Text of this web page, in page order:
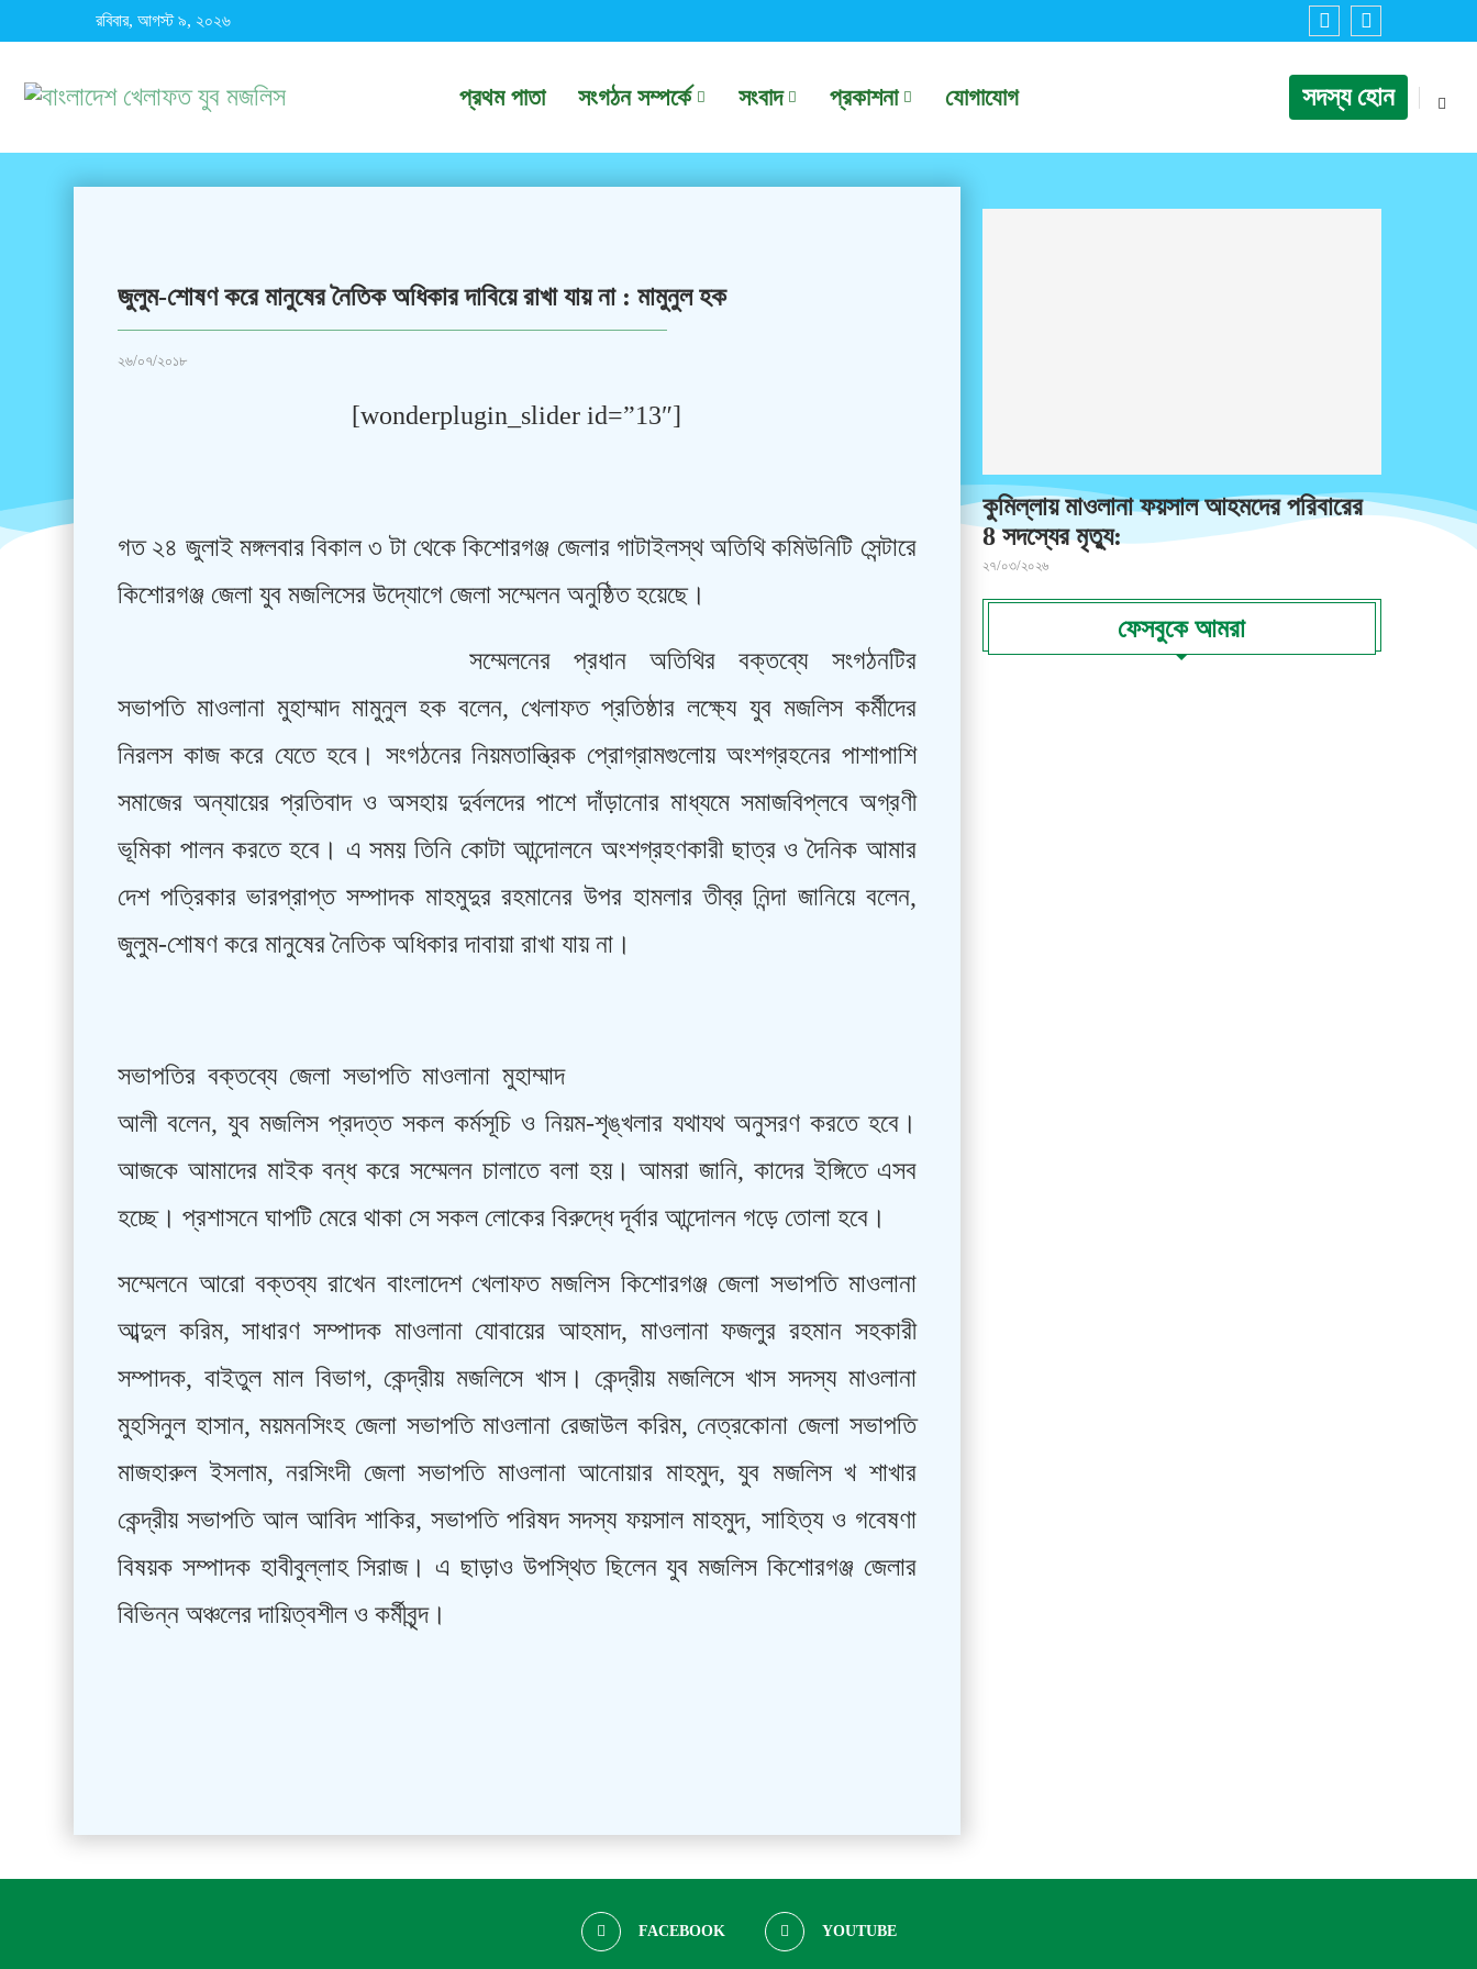
রবিবার, আগস্ট ৯, ২০২৬
প্রথম পাতা সংগঠন সম্পর্কে সংবাদ প্রকাশনা যোগাযোগ সদস্য হোন
জুলুম-শোষণ করে মানুষের নৈতিক অধিকার দাবিয়ে রাখা যায় না : মামুনুল হক
২৬/০৭/২০১৮
[wonderplugin_slider id=”13″]
গত ২৪ জুলাই মঙ্গলবার বিকাল ৩ টা থেকে কিশোরগঞ্জ জেলার গাটাইলস্থ অতিথি কমিউনিটি সেন্টারে
কিশোরগঞ্জ জেলা যুব মজলিসের উদ্যোগে জেলা সম্মেলন অনুষ্ঠিত হয়েছে।
সম্মেলনের প্রধান অতিথির বক্তব্যে সংগঠনটির
সভাপতি মাওলানা মুহাম্মাদ মামুনুল হক বলেন, খেলাফত প্রতিষ্ঠার লক্ষ্যে যুব মজলিস কর্মীদের
নিরলস কাজ করে যেতে হবে। সংগঠনের নিয়মতান্ত্রিক প্রোগ্রামগুলোয় অংশগ্রহনের পাশাপাশি
সমাজের অন্যায়ের প্রতিবাদ ও অসহায় দুর্বলদের পাশে দাঁড়ানোর মাধ্যমে সমাজবিপ্লবে অগ্রণী
ভূমিকা পালন করতে হবে। এ সময় তিনি কোটা আন্দোলনে অংশগ্রহণকারী ছাত্র ও দৈনিক আমার
দেশ পত্রিকার ভারপ্রাপ্ত সম্পাদক মাহমুদুর রহমানের উপর হামলার তীব্র নিন্দা জানিয়ে বলেন,
জুলুম-শোষণ করে মানুষের নৈতিক অধিকার দাবায়া রাখা যায় না।
সভাপতির বক্তব্যে জেলা সভাপতি মাওলানা মুহাম্মাদ
আলী বলেন, যুব মজলিস প্রদত্ত সকল কর্মসূচি ও নিয়ম-শৃঙ্খলার যথাযথ অনুসরণ করতে হবে।
আজকে আমাদের মাইক বন্ধ করে সম্মেলন চালাতে বলা হয়। আমরা জানি, কাদের ইঙ্গিতে এসব
হচ্ছে। প্রশাসনে ঘাপটি মেরে থাকা সে সকল লোকের বিরুদ্ধে দূর্বার আন্দোলন গড়ে তোলা হবে।
সম্মেলনে আরো বক্তব্য রাখেন বাংলাদেশ খেলাফত মজলিস কিশোরগঞ্জ জেলা সভাপতি মাওলানা
আব্দুল করিম, সাধারণ সম্পাদক মাওলানা যোবায়ের আহমাদ, মাওলানা ফজলুর রহমান সহকারী
সম্পাদক, বাইতুল মাল বিভাগ, কেন্দ্রীয় মজলিসে খাস। কেন্দ্রীয় মজলিসে খাস সদস্য মাওলানা
মুহসিনুল হাসান, ময়মনসিংহ জেলা সভাপতি মাওলানা রেজাউল করিম, নেত্রকোনা জেলা সভাপতি
মাজহারুল ইসলাম, নরসিংদী জেলা সভাপতি মাওলানা আনোয়ার মাহমুদ, যুব মজলিস খ শাখার
কেন্দ্রীয় সভাপতি আল আবিদ শাকির, সভাপতি পরিষদ সদস্য ফয়সাল মাহমুদ, সাহিত্য ও গবেষণা
বিষয়ক সম্পাদক হাবীবুল্লাহ সিরাজ। এ ছাড়াও উপস্থিত ছিলেন যুব মজলিস কিশোরগঞ্জ জেলার
বিভিন্ন অঞ্চলের দায়িত্বশীল ও কর্মীবৃন্দ।
কুমিল্লায় মাওলানা ফয়সাল আহমদের পরিবারের
8 সদস্যের মৃত্যু:
২৭/০৩/২০২৬
ফেসবুকে আমরা
FACEBOOK YOUTUBE